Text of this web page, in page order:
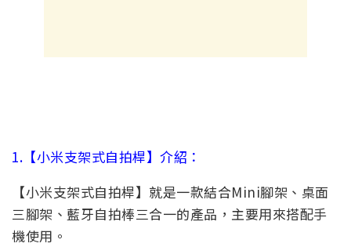
1.【小米支架式自拍桿】介紹：
【小米支架式自拍桿】就是一款結合Mini腳架、桌面
三腳架、藍牙自拍棒三合一的產品，主要用來搭配手
機使用。